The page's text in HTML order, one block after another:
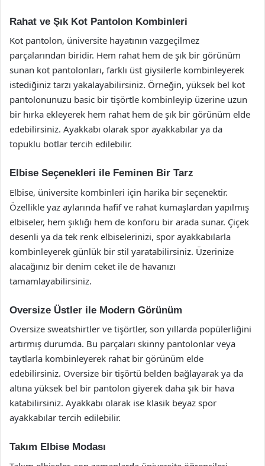
Rahat ve Şık Kot Pantolon Kombinleri
Kot pantolon, üniversite hayatının vazgeçilmez
parçalarından biridir. Hem rahat hem de şık bir görünüm
sunan kot pantolonları, farklı üst giysilerle kombinleyerek
istediğiniz tarzı yakalayabilirsiniz. Örneğin, yüksek bel kot
pantolonunuzu basic bir tişörtle kombinleyip üzerine uzun
bir hırka ekleyerek hem rahat hem de şık bir görünüm elde
edebilirsiniz. Ayakkabı olarak spor ayakkabılar ya da
topuklu botlar tercih edilebilir.
Elbise Seçenekleri ile Feminen Bir Tarz
Elbise, üniversite kombinleri için harika bir seçenektir.
Özellikle yaz aylarında hafif ve rahat kumaşlardan yapılmış
elbiseler, hem şıklığı hem de konforu bir arada sunar. Çiçek
desenli ya da tek renk elbiselerinizi, spor ayakkabılarla
kombinleyerek günlük bir stil yaratabilirsiniz. Üzerinize
alacağınız bir denim ceket ile de havanızı
tamamlayabilirsiniz.
Oversize Üstler ile Modern Görünüm
Oversize sweatshirtler ve tişörtler, son yıllarda popülerliğini
artırmış durumda. Bu parçaları skinny pantolonlar veya
taytlarla kombinleyerek rahat bir görünüm elde
edebilirsiniz. Oversize bir tişörtü belden bağlayarak ya da
altına yüksek bel bir pantolon giyerek daha şık bir hava
katabilirsiniz. Ayakkabı olarak ise klasik beyaz spor
ayakkabılar tercih edilebilir.
Takım Elbise Modası